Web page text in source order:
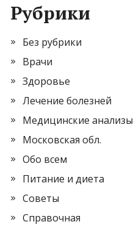
Рубрики
Без рубрики
Врачи
Здоровье
Лечение болезней
Медицинские анализы
Московская обл.
Обо всем
Питание и диета
Советы
Справочная